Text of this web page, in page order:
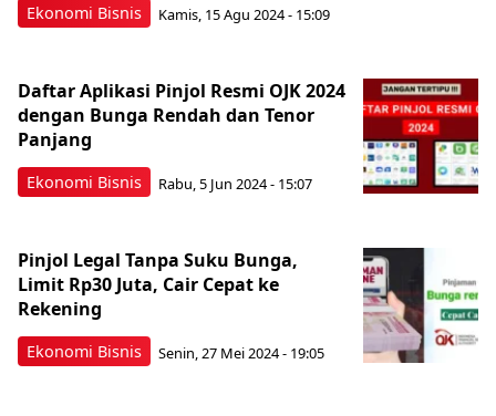
Ekonomi Bisnis Kamis, 15 Agu 2024 - 15:09
Ekonomi Bisnis
Daftar Aplikasi Pinjol Resmi OJK 2024
dengan Bunga Rendah dan Tenor
Panjang
Rabu, 5 Jun 2024 - 15:07
Ekonomi Bisnis
Pinjol Legal Tanpa Suku Bunga,
Limit Rp30 Juta, Cair Cepat ke
Rekening
Senin, 27 Mei 2024 - 19:05